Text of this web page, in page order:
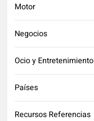
Motor
Negocios
Ocio y Entretenimiento
Países
Recursos Referencias